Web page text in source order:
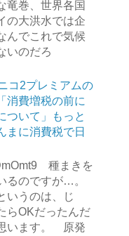
竜巻、世界各国
の大洪水では企
んでこれで気候
いのだろ
コ2プレミアムの
消費増税の前に
ついて」もっと
まに消費税で日
種まきを
るのですが…。
いうのは、じ
らOKだったんだ
います。 原発